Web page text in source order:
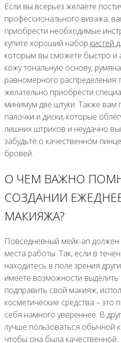
Если вы всерьез желаете
профессионального визажа,
приобрести необходимые
купите хороший набор кистей
которым вы сможете быстро и
кожу тональную основу,
равномерного распределения
желательно приобрести
минимум две штуки. Также вам
палочки и диски, которые
лишних штрихов и неудачно
забудьте о качественном
бровей.
О ЧЕМ ВАЖНО
СОЗДАНИИ
МАКИЯЖА?
Повседневный мейк-ап должен
места работы. Так, если в
находитесь в поле зрения
имеете возможности выделить
подправить свой макияж,
косметические средства – это
себя намного увереннее. В
лучше пользоваться обычной
чтобы она была